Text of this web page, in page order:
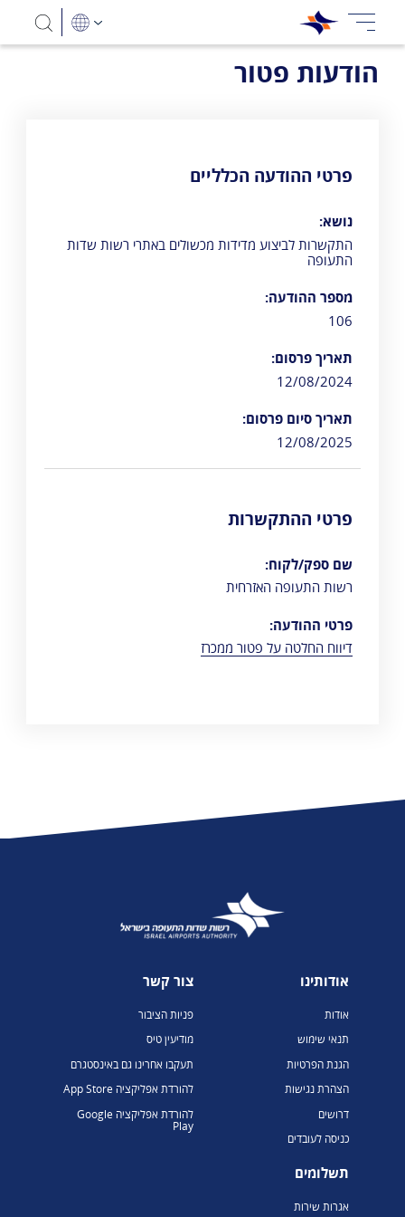
הודעות פטור
פרטי ההודעה הכלליים
נושא:
התקשרות לביצוע מדידות מכשולים באתרי רשות שדות
התעופה
מספר ההודעה:
106
תאריך פרסום:
12/08/2024
תאריך סיום פרסום:
12/08/2025
פרטי ההתקשרות
שם ספק/לקוח:
רשות התעופה האזרחית
פרטי ההודעה:
דיווח החלטה על פטור ממכרז
אודותינו
אודות
תנאי שימוש
הגנת הפרטיות
הצהרת נגישות
דרושים
כניסה לעובדים
תשלומים
אגרות שירות
צור קשר
פניות הציבור
מודיעין טיס
תעקבו אחרינו גם באינסטגרם
להורדת אפליקציה App Store
להורדת אפליקציה Google
Play